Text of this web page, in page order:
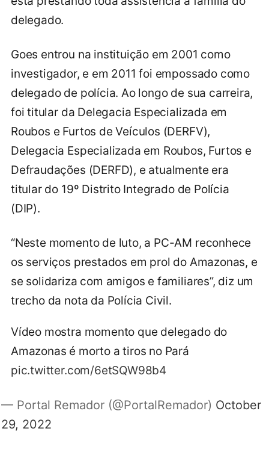
delegado.
Goes entrou na instituição em 2001 como
investigador, e em 2011 foi empossado como
delegado de polícia. Ao longo de sua carreira,
foi titular da Delegacia Especializada em
Roubos e Furtos de Veículos (DERFV),
Delegacia Especializada em Roubos, Furtos e
Defraudações (DERFD), e atualmente era
titular do 19º Distrito Integrado de Polícia
(DIP).
“Neste momento de luto, a PC-AM reconhece
os serviços prestados em prol do Amazonas, e
se solidariza com amigos e familiares”, diz um
trecho da nota da Polícia Civil.
Vídeo mostra momento que delegado do
Amazonas é morto a tiros no Pará
pic.twitter.com/6etSQW98b4
— Portal Remador (@PortalRemador) October
29, 2022